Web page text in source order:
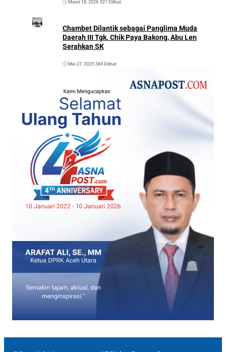
Maret 18, 2026•521 Dilihat
Chambet Dilantik sebagai Panglima Muda
Daerah III Tgk. Chik Paya Bakong, Abu Len
Serahkan SK
Mei 27, 2025•384 Dilihat